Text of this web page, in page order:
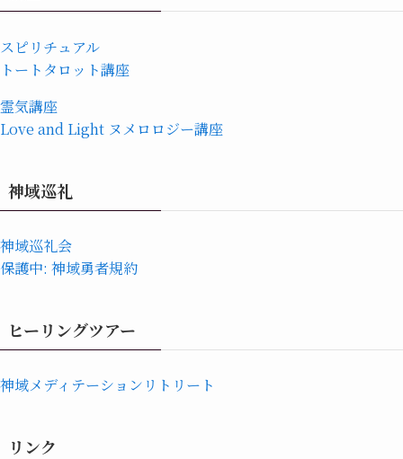
スピリチュアル
トートタロット講座
霊気講座
Love and Light ヌメロロジー講座
神域巡礼
神域巡礼会
保護中: 神域勇者規約
ヒーリングツアー
神域メディテーションリトリート
リンク